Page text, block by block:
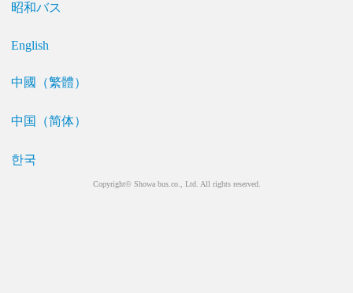
昭和バス
English
中國（繁體）
中国（简体）
한국
Copyright© Showa bus.co., Ltd. All rights reserved.